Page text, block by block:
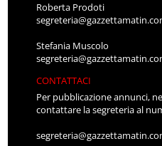
Roberta Prodoti
Stefania Muscolo
CONTATTACI
Per pubblicazione annunci,
contattare la segreteria al